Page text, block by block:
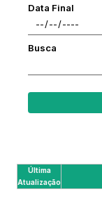
Data Final
Busca
Última
Atualização